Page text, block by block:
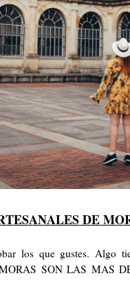
DE
los que gustes. Algo
SON LAS MAS